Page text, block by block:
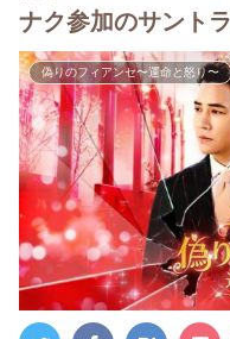
ナク参加のサント
偽りのフィアンセ〜運命と怒り〜